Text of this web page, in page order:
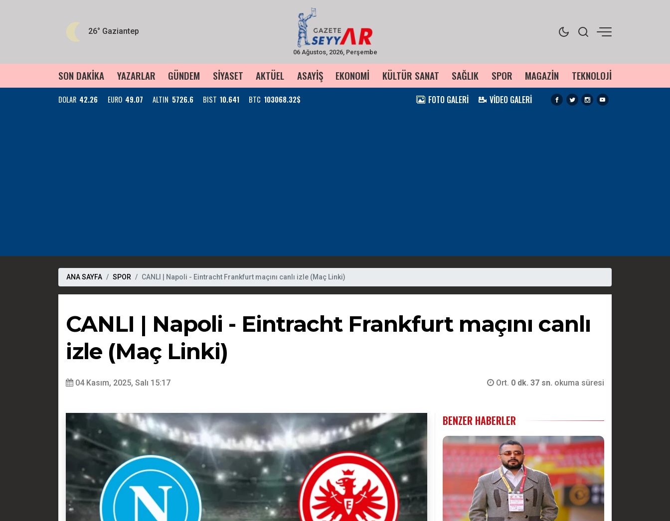
26° Gaziantep
06 Ağustos, 2026, Perşembe
SON DAKİKA YAZARLAR GÜNDEM SİYASET AKTÜEL ASAYİŞ EKONOMİ KÜLTÜR SANAT SAĞLIK SPOR MAGAZİN TEKNOLOJİ
DOLAR 42.26 EURO 49.07 ALTIN 5726.6 BIST 10.641 BTC 103068.32$ FOTO GALERİ VİDEO GALERİ
ANA SAYFA SPOR CANLI | Napoli - Eintracht Frankfurt maçını canlı izle (Maç Linki)
CANLI | Napoli - Eintracht Frankfurt maçını canlı
izle (Maç Linki)
04 Kasım, 2025, Salı 15:17 Ort. 0 dk. 37 sn. okuma süresi
BENZER HABERLER